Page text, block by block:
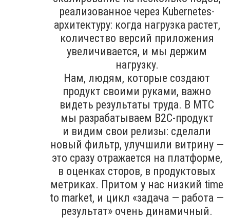
реализованное через Kubernetes-
архитектуру: когда нагрузка растет,
количество версий приложения
увеличивается, и мы держим
нагрузку.
Нам, людям, которые создают
продукт своими руками, важно
видеть результаты труда. В МТС
мы разрабатываем B2C-продукт
и видим свои релизы: сделали
новый фильтр, улучшили витрину —
это сразу отражается на платформе,
в оценках сторов, в продуктовых
метриках. Притом у нас низкий time
to market, и цикл «задача — работа —
результат» очень динамичный.